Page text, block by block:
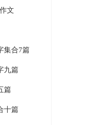
文
集合7篇
九篇
篇
十篇